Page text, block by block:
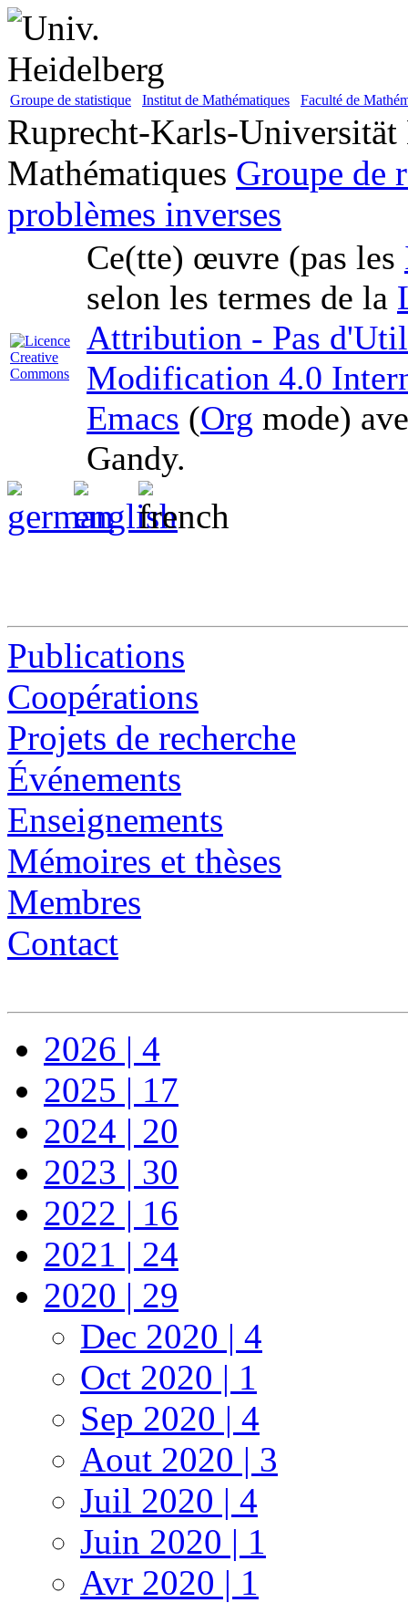
Groupe de statistique Institut de Mathématiques Faculté de
Ruprecht-Karls-Universität
Mathématiques Groupe de
problèmes inverses
Ce(tte) œuvre (pas les
selon les termes de la
Attribution - Pas
Modification 4.0
Emacs (Org mode)
Gandy.
Publications
Coopérations
Projets de recherche
Événements
Enseignements
Mémoires et thèses
Membres
Contact
2026 | 4
2025 | 17
2024 | 20
2023 | 30
2022 | 16
2021 | 24
2020 | 29
Dec 2020 | 4
Oct 2020 | 1
Sep 2020 | 4
Aout 2020 | 3
Juil 2020 | 4
Juin 2020 | 1
Avr 2020 | 1